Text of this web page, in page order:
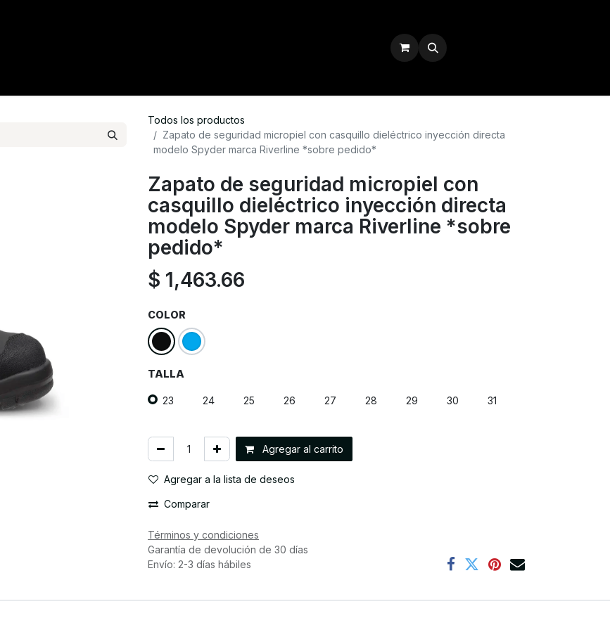
Todos los productos
Zapato de seguridad micropiel con casquillo dieléctrico inyección directa
modelo Spyder marca Riverline *sobre pedido*
Zapato de seguridad micropiel con
casquillo dieléctrico inyección directa
modelo Spyder marca Riverline *sobre
pedido*
$ 1,463.66
COLOR
TALLA
23 24 25 26 27 28 29 30 31
Agregar al carrito
Agregar a la lista de deseos
Comparar
Términos y condiciones
Garantía de devolución de 30 días
Envío: 2-3 días hábiles